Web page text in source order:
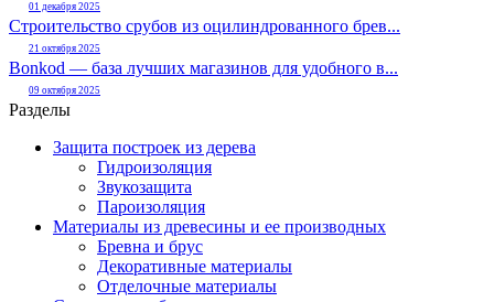
01 декабря 2025
Строительство срубов из оцилиндрованного брев...
21 октября 2025
Bonkod — база лучших магазинов для удобного в...
09 октября 2025
Разделы
Защита построек из дерева
Гидроизоляция
Звукозащита
Пароизоляция
Материалы из древесины и ее производных
Бревна и брус
Декоративные материалы
Отделочные материалы